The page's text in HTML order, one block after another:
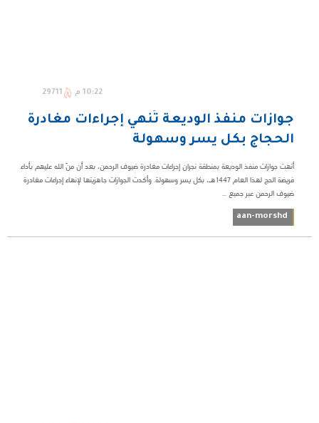
10:22 م 29711
جوازات منفذ الوديعة تُنهي إجراءات مغادرة
الحجاج بكل يسر وسهولة
أنهت جوازات منفذ الوديعة بمنطقة نجران إجراءات مغادرة ضيوف الرحمن، بعد أن منّ الله عليهم بأداء
فريضة الحج لهذا العام 1447هـ، بكل يسر وسهولة. وأكدت الجوازات جاهزيتها لإنهاء إجراءات مغادرة
ضيوف الرحمن عبر جميع ...
aan-morshd